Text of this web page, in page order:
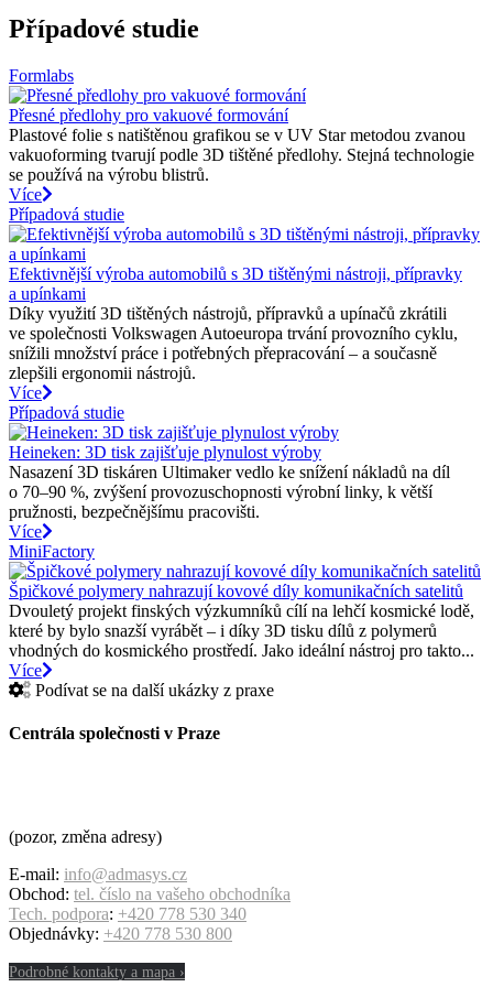
Případové studie
Formlabs
Přesné předlohy pro vakuové formování
Plastové folie s natištěnou grafikou se v UV Star metodou zvanou
vakuoforming tvarují podle 3D tištěné předlohy. Stejná technologie
se používá na výrobu blistrů.
Více
Případová studie
Efektivnější výroba automobilů s 3D tištěnými nástroji, přípravky
a upínkami
Díky využití 3D tištěných nástrojů, přípravků a upínačů zkrátili
ve společnosti Volkswagen Autoeuropa trvání provozního cyklu,
snížili množství práce i potřebných přepracování – a současně
zlepšili ergonomii nástrojů.
Více
Případová studie
Heineken: 3D tisk zajišťuje plynulost výroby
Nasazení 3D tiskáren Ultimaker vedlo ke snížení nákladů na díl
o 70–90 %, zvýšení provozuschopnosti výrobní linky, k větší
pružnosti, bezpečnějšímu pracovišti.
Více
MiniFactory
Špičkové polymery nahrazují kovové díly komunikačních satelitů
Dvouletý projekt finských výzkumníků cílí na lehčí kosmické lodě,
které by bylo snazší vyrábět – i díky 3D tisku dílů z polymerů
vhodných do kosmického prostředí. Jako ideální nástroj pro takto...
Více
Podívat se na další ukázky z praxe
Centrála společnosti v Praze
(pozor, změna adresy)
E-mail: info@admasys.cz
Obchod: tel. číslo na vašeho obchodníka
Tech. podpora: +420 778 530 340
Objednávky: +420 778 530 800
Podrobné kontakty a mapa ›